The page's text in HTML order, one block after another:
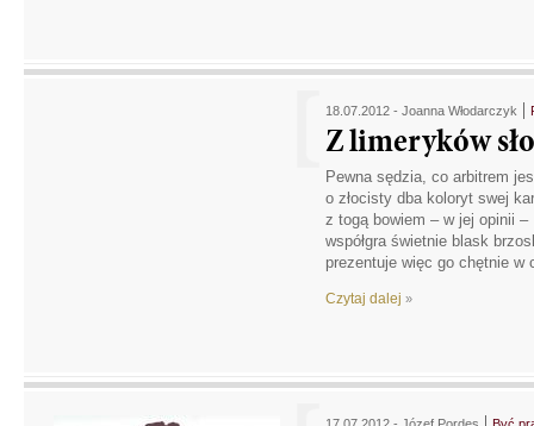
18.07.2012 - Joanna Włodarczyk
Z limeryków
Pewna sędzia, co arbitrem
o złocisty dba koloryt swej
z togą bowiem – w jej opinii –
współgra świetnie blask
prezentuje więc go chętnie w
Czytaj dalej »